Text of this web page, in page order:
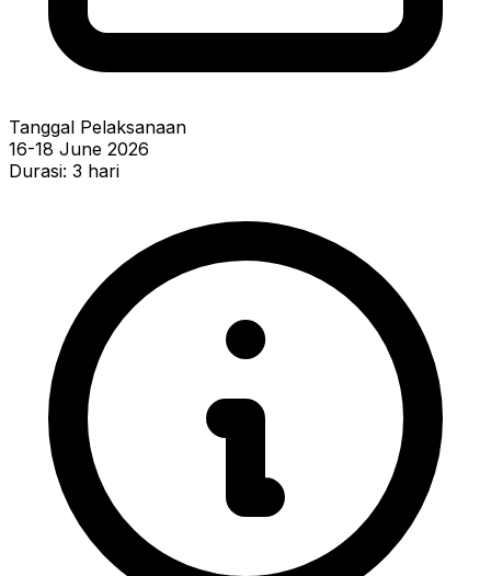
Tanggal Pelaksanaan
16-18 June 2026
Durasi: 3 hari